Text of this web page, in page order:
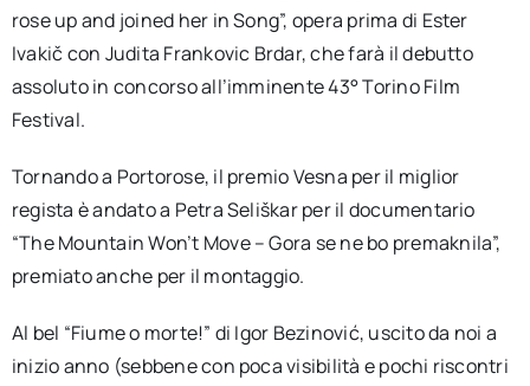
rose up and joined her in Song”, opera prima di Ester
Ivakič con Judita Frankovic Brdar, che farà il debutto
assoluto in concorso all’imminente 43° Torino Film
Festival.
Tornando a Portorose, il premio Vesna per il miglior
regista è andato a Petra Seliškar per il documentario
“The Mountain Won’t Move – Gora se ne bo premaknila”,
premiato anche per il montaggio.
Al bel “Fiume o morte!” di Igor Bezinović, uscito da noi a
inizio anno (sebbene con poca visibilità e pochi riscontri